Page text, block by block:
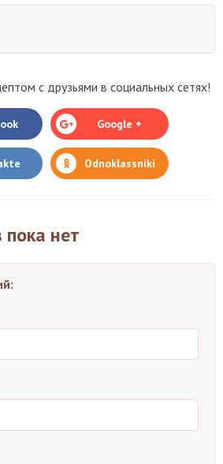
с друзьями в социальных сетях!
Google +
Odnoklassniki
нет